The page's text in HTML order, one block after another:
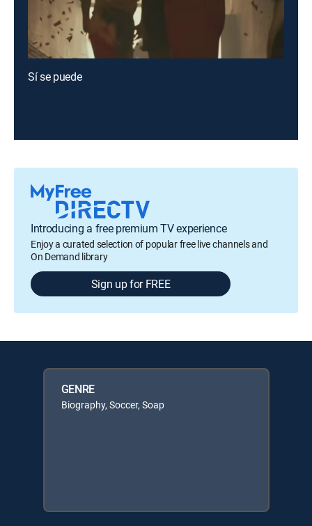
Sí se puede
Introducing a free premium TV experience
Enjoy a curated selection of popular free live channels and
On Demand library
Sign up for FREE
GENRE
Biography, Soccer, Soap